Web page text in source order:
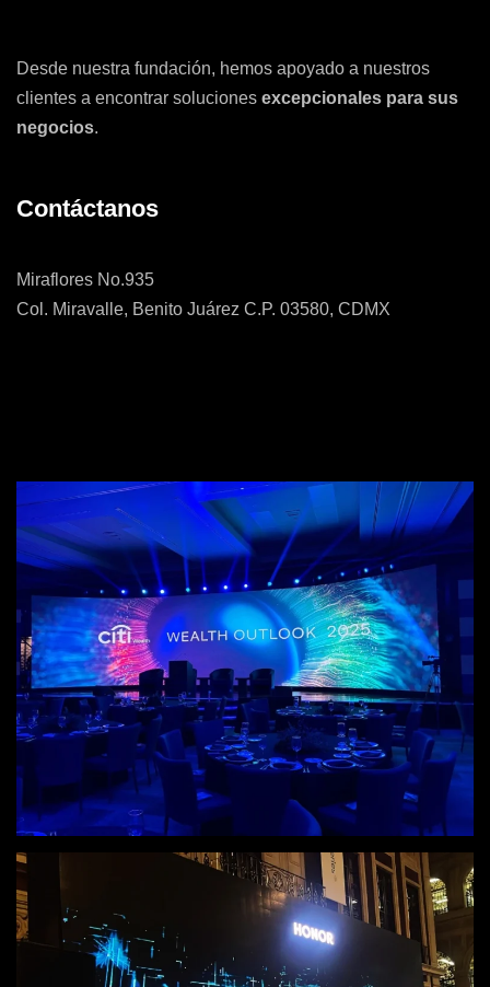
Desde nuestra fundación, hemos apoyado a nuestros
clientes a encontrar soluciones excepcionales para sus
negocios.
Contáctanos
Miraflores No.935
Col. Miravalle, Benito Juárez C.P. 03580, CDMX